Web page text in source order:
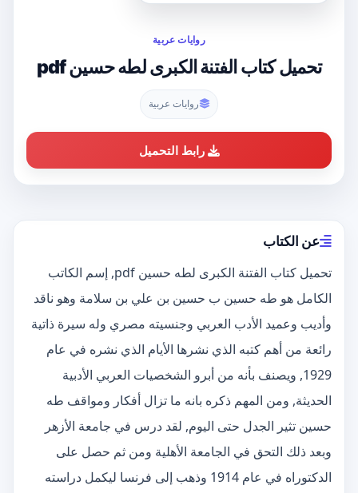
روايات عربية
تحميل كتاب الفتنة الكبرى لطه حسين pdf
روايات عربية
رابط التحميل
عن الكتاب
تحميل كتاب الفتنة الكبرى لطه حسين pdf, إسم الكاتب
الكامل هو طه حسين ب حسين بن علي بن سلامة وهو ناقد
وأديب وعميد الأدب العربي وجنسيته مصري وله سيرة ذاتية
رائعة من أهم كتبه الذي نشرها الأيام الذي نشره في عام
1929, ويصنف بأنه من أبرو الشخصيات العربي الأدبية
الحديثة, ومن المهم ذكره بانه ما تزال أفكار ومواقف طه
حسين تثير الجدل حتى اليوم, لقد درس في جامعة الأزهر
وبعد ذلك التحق في الجامعة الأهلية ومن ثم حصل على
الدكتوراه في عام 1914 وذهب إلى فرنسا ليكمل دراسته